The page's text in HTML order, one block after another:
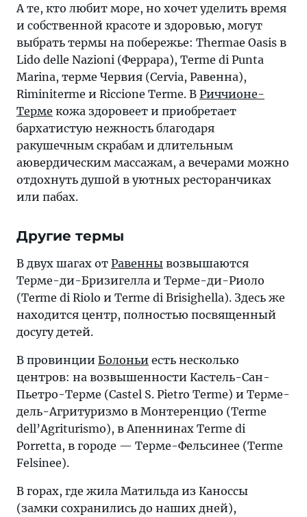
А те, кто любит море, но хочет уделить время
и собственной красоте и здоровью, могут
выбрать термы на побережье: Thermae Oasis в
Lido delle Nazioni (Феррара), Terme di Punta
Marina, терме Червия (Cervia, Равенна),
Riminiterme и Riccione Terme. В Риччионе-
Терме кожа здоровеет и приобретает
бархатистую нежность благодаря
ракушечным скрабам и длительным
аювердическим массажам, а вечерами можно
отдохнуть душой в уютных ресторанчиках
или пабах.
Другие термы
В двух шагах от Равенны возвышаются
Терме-ди-Бризигелла и Терме-ди-Риоло
(Terme di Riolo и Terme di Brisighella). Здесь же
находится центр, полностью посвященный
досугу детей.
В провинции Болоньи есть несколько
центров: на возвышенности Кастель-Сан-
Пьетро-Терме (Castel S. Pietro Terme) и Терме-
дель-Агритуризмо в Монтеренцио (Terme
dell’Agriturismo), в Апеннинах Terme di
Porretta, в городе — Терме-Фельсинее (Terme
Felsinee).
В горах, где жила Матильда из Каноссы
(замки сохранились до наших дней),